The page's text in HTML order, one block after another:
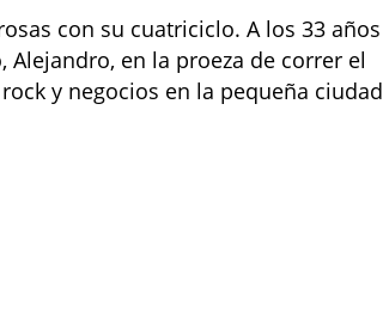
con su cuatriciclo. A los 33 años
en la proeza de correr el
y negocios en la pequeña ciudad